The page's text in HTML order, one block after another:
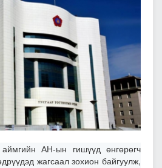
АН-ын гишүүд өнгөрөгч
жагсаал зохион байгуулж,